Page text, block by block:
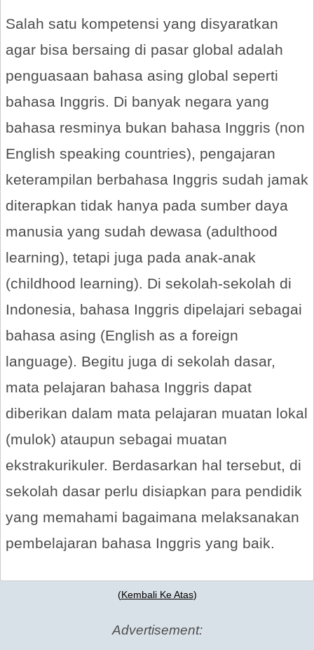
Salah satu kompetensi yang disyaratkan
agar bisa bersaing di pasar global adalah
penguasaan bahasa asing global seperti
bahasa Inggris. Di banyak negara yang
bahasa resminya bukan bahasa Inggris (non
English speaking countries), pengajaran
keterampilan berbahasa Inggris sudah jamak
diterapkan tidak hanya pada sumber daya
manusia yang sudah dewasa (adulthood
learning), tetapi juga pada anak-anak
(childhood learning). Di sekolah-sekolah di
Indonesia, bahasa Inggris dipelajari sebagai
bahasa asing (English as a foreign
language). Begitu juga di sekolah dasar,
mata pelajaran bahasa Inggris dapat
diberikan dalam mata pelajaran muatan lokal
(mulok) ataupun sebagai muatan
ekstrakurikuler. Berdasarkan hal tersebut, di
sekolah dasar perlu disiapkan para pendidik
yang memahami bagaimana melaksanakan
pembelajaran bahasa Inggris yang baik.
(Kembali Ke Atas)
Advertisement: